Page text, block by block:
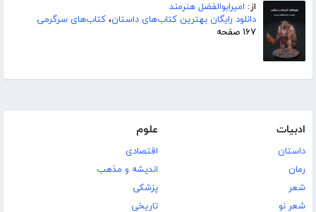
از: امیرابوالفضل هنرمند
دانلود رایگان بهترین کتاب‌های داستان، کتاب‌های سرگرمی
۱۶۷ صفحه
ادبیات
داستان
رمان
شعر
شعر نو
علوم
اقتصادی
اندیشه و مذهب
پزشکی
تاریخی